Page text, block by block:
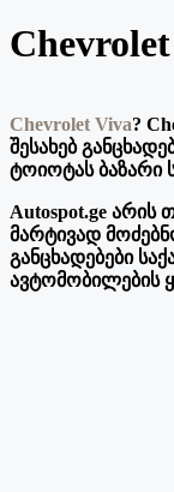
Chevrolet Viva?
შესახებ
ტოიოტას ბაზარი
Autospot.ge
მარტივად
განცხადებები
ავტომობილების